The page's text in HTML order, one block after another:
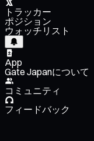
トラッカー
ポジション
ウォッチリスト
App
Gate Japanについて
コミュニティ
フィードバック